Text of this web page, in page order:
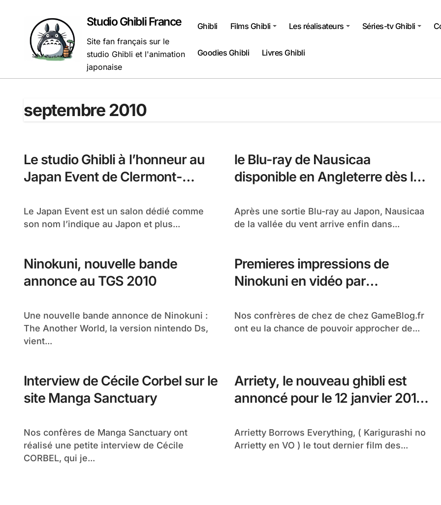
Studio Ghibli France
Site fan français sur le
studio Ghibli et l'animation
japonaise
Ghibli Films Ghibli Les réalisateurs Séries-tv Ghibli
Goodies Ghibli Livres Ghibli
septembre 2010
Le studio Ghibli à l’honneur au
Japan Event de Clermont-
Le Japan Event est un salon dédié comme
son nom l’indique au Japon et plus...
le Blu-ray de Nausicaa
disponible en Angleterre dès le
Après une sortie Blu-ray au Japon, Nausicaa
de la vallée du vent arrive enfin dans...
Ninokuni, nouvelle bande
annonce au TGS 2010
Une nouvelle bande annonce de Ninokuni :
The Another World, la version nintendo Ds,
vient...
Premieres impressions de
Ninokuni en vidéo par
Nos confrères de chez de chez GameBlog.fr
ont eu la chance de pouvoir approcher de...
Interview de Cécile Corbel sur le
site Manga Sanctuary
Nos confères de Manga Sanctuary ont
réalisé une petite interview de Cécile
CORBEL, qui je...
Arriety, le nouveau ghibli est
annoncé pour le 12 janvier 2011
Arrietty Borrows Everything, ( Karigurashi no
Arrietty en VO ) le tout dernier film des...